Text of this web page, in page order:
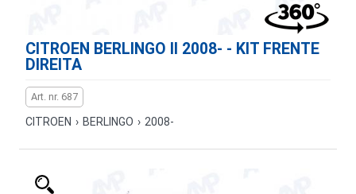
CITROEN BERLINGO II 2008- - KIT FRENTE
DIREITA
Art. nr. 687
CITROEN › BERLINGO › 2008-